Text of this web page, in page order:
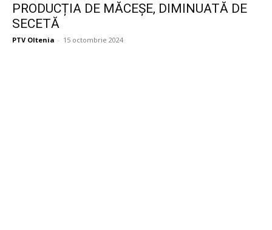
PRODUCȚIA DE MĂCEȘE, DIMINUATĂ DE
SECETĂ
PTV Oltenia - 15 octombrie 2024